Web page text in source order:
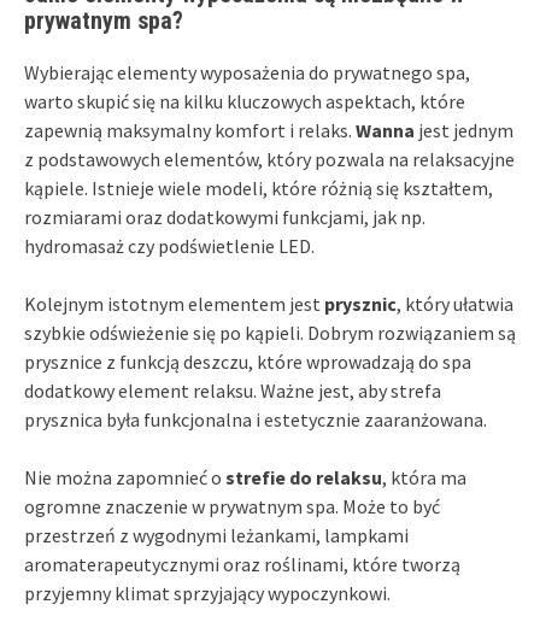
prywatnym spa?
Wybierając elementy wyposażenia do prywatnego spa,
warto skupić się na kilku kluczowych aspektach, które
zapewnią maksymalny komfort i relaks. Wanna jest jednym
z podstawowych elementów, który pozwala na relaksacyjne
kąpiele. Istnieje wiele modeli, które różnią się kształtem,
rozmiarami oraz dodatkowymi funkcjami, jak np.
hydromasaż czy podświetlenie LED.
Kolejnym istotnym elementem jest prysznic, który ułatwia
szybkie odświeżenie się po kąpieli. Dobrym rozwiązaniem są
prysznice z funkcją deszczu, które wprowadzają do spa
dodatkowy element relaksu. Ważne jest, aby strefa
prysznica była funkcjonalna i estetycznie zaaranżowana.
Nie można zapomnieć o strefie do relaksu, która ma
ogromne znaczenie w prywatnym spa. Może to być
przestrzeń z wygodnymi leżankami, lampkami
aromaterapeutycznymi oraz roślinami, które tworzą
przyjemny klimat sprzyjający wypoczynkowi.